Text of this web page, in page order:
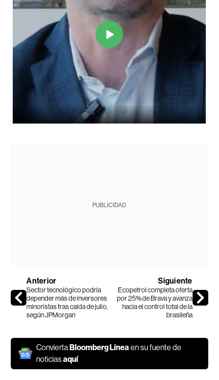
PUBLICIDAD
Anterior
Sector tecnológico podría
depender más de inversores
minoristas tras caída de julio,
según JPMorgan
Siguiente
Ecopetrol completa oferta
por 25% de Brava y avanza
hacia el control total de la
brasileña
ConviertaBloomberg Línea en su fuente de
noticiasaquí